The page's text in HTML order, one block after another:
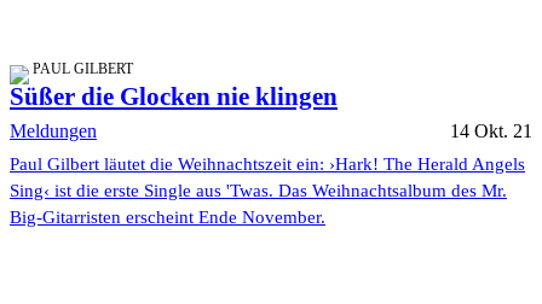
PAUL GILBERT
Süßer die Glocken nie klingen
Meldungen 14 Okt. 21
Paul Gilbert läutet die Weihnachtszeit ein: ›Hark! The Herald Angels
Sing‹ ist die erste Single aus 'Twas. Das Weihnachtsalbum des Mr.
Big-Gitarristen erscheint Ende November.